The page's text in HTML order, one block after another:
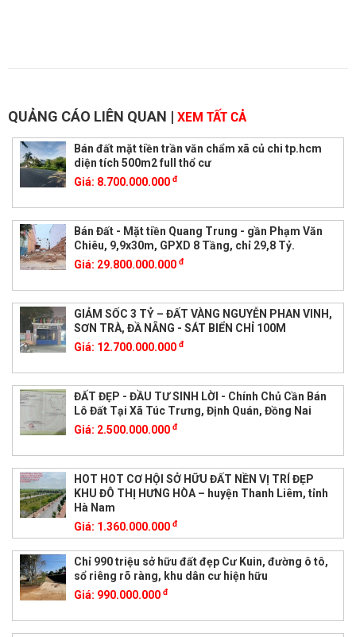
QUẢNG CÁO LIÊN QUAN | XEM TẤT CẢ
Bán đất mặt tiền trần văn chẩm xã củ chi tp.hcm
diện tích 500m2 full thổ cư
Giá: 8.700.000.000 đ
Bán Đất - Mặt tiền Quang Trung - gần Phạm Văn
Chiêu, 9,9x30m, GPXD 8 Tầng, chỉ 29,8 Tỷ.
Giá: 29.800.000.000 đ
GIẢM SỐC 3 TỶ – ĐẤT VÀNG NGUYỄN PHAN VINH,
SƠN TRÀ, ĐẦ NẴNG - SÁT BIỂN CHỈ 100M
Giá: 12.700.000.000 đ
ĐẤT ĐẸP - ĐẦU TƯ SINH LỜI - Chính Chủ Cần Bán
Lô Đất Tại Xã Túc Trưng, Định Quán, Đồng Nai
Giá: 2.500.000.000 đ
HOT HOT CƠ HỘI SỞ HỮU ĐẤT NỀN VỊ TRÍ ĐẸP
KHU ĐÔ THỊ HƯNG HÒA – huyện Thanh Liêm, tỉnh
Hà Nam
Giá: 1.360.000.000 đ
Chỉ 990 triệu sở hữu đất đẹp Cư Kuin, đường ô tô,
sổ riêng rõ ràng, khu dân cư hiện hữu
Giá: 990.000.000 đ